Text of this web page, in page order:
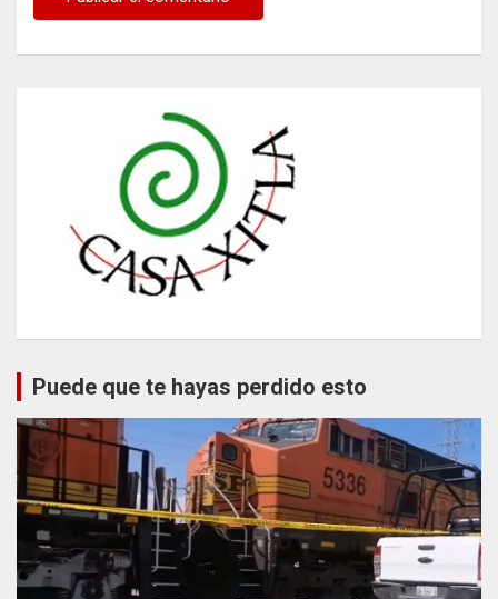
Puede que te hayas perdido esto